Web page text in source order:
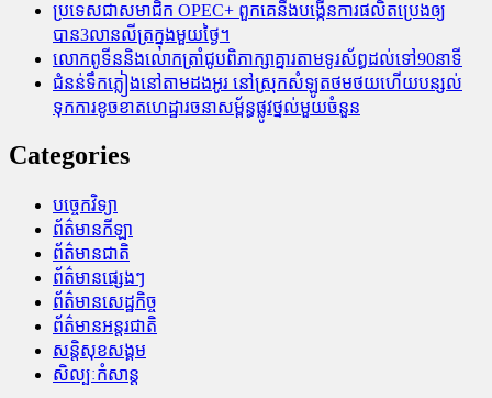
ប្រទេសជាសមាជិក OPEC+​ ពួកគេនឹងបង្កើនការផលិតប្រេងឲ្យ
បាន3លានលីត្រក្នុងមួយថ្ងៃ។
លោកពូទីននិងលោកត្រាំជូបពិភាក្សាគ្នារតាមទូរស័ព្ធដល់ទៅ90នាទី
ជំនន់​ទឹកភ្លៀង​នៅ​តាម​ដងអូរ​ នៅ​ស្រុក​សំឡូត​ថមថយ​ហើយ​បន្សល់​
ទុក​ការ​ខូចខាត​ហេដ្ឋារចនាសម្ព័ន្ធ​ផ្លូវថ្នល់​មួយ​ចំនួន
Categories
បច្ចេកវិទ្យា
ព័ត៌មានកីឡា
ព័ត៌មានជាតិ
ព័ត៌មានផ្សេងៗ
ព័ត៌មានសេដ្ឋកិច្ច
ព័ត៌មានអន្តរជាតិ
សន្តិសុខសង្គម
សិល្បៈកំសាន្ត